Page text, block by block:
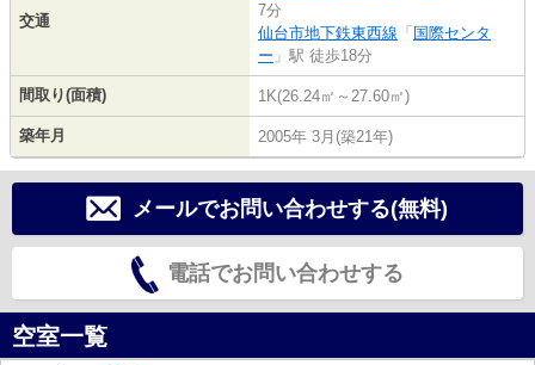
交通
7分
仙台市地下鉄東西線 「 国際センタ
ー 」駅 徒歩18分
間取り(面積) 1K(26.24㎡～27.60㎡)
築年月 2005年 3月(築21年)
メールでお問い合わせする(無料)
電話でお問い合わせする
空室一覧